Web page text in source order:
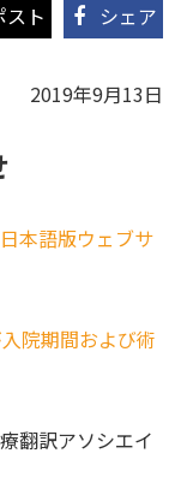
シェア
2019年9月13日
本語版ウェブサ
院期間および術
翻訳アソシエイ